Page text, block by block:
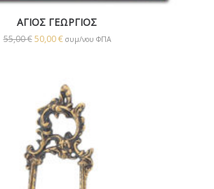
ΑΓΙΟΣ ΓΕΩΡΓΙΟΣ
55,00€ 50,00€ συμ/νου ΦΠΑ